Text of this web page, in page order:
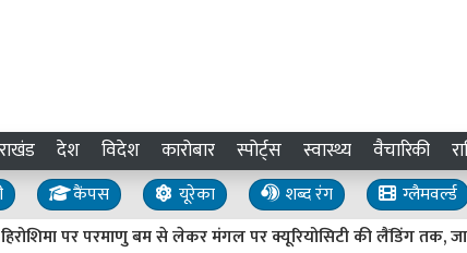
देश विदेश कारोबार स्पोर्ट्स स्वास्थ्य वैचारिकी
कैंपस यूरेका शब्द रंग
ग्लैमवर्ल्ड
पर परमाणु बम से लेकर मंगल पर क्यूरियोसिटी की लैंडिंग तक,